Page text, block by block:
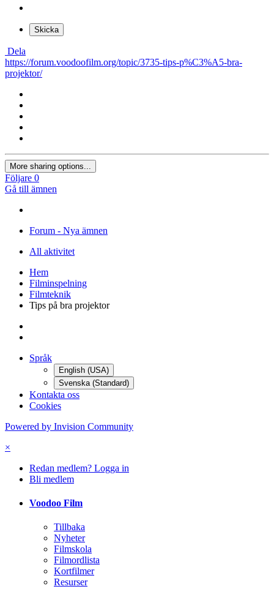
Skicka
Dela
https://forum.voodoofilm.org/topic/3735-tips-p%C3%A5-bra-
projektor/
More sharing options...
Följare 0
Gå till ämnen
Forum - Nya ämnen
All aktivitet
Hem
Filminspelning
Filmteknik
Tips på bra projektor
Språk
English (USA)
Svenska (Standard)
Kontakta oss
Cookies
Powered by Invision Community
×
Redan medlem? Logga in
Bli medlem
Voodoo Film
Tillbaka
Nyheter
Filmskola
Filmordlista
Kortfilmer
Resurser